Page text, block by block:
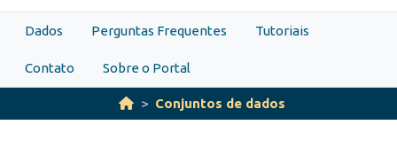
Dados Perguntas Frequentes Tutoriais
Contato Sobre o Portal
Conjuntos de dados